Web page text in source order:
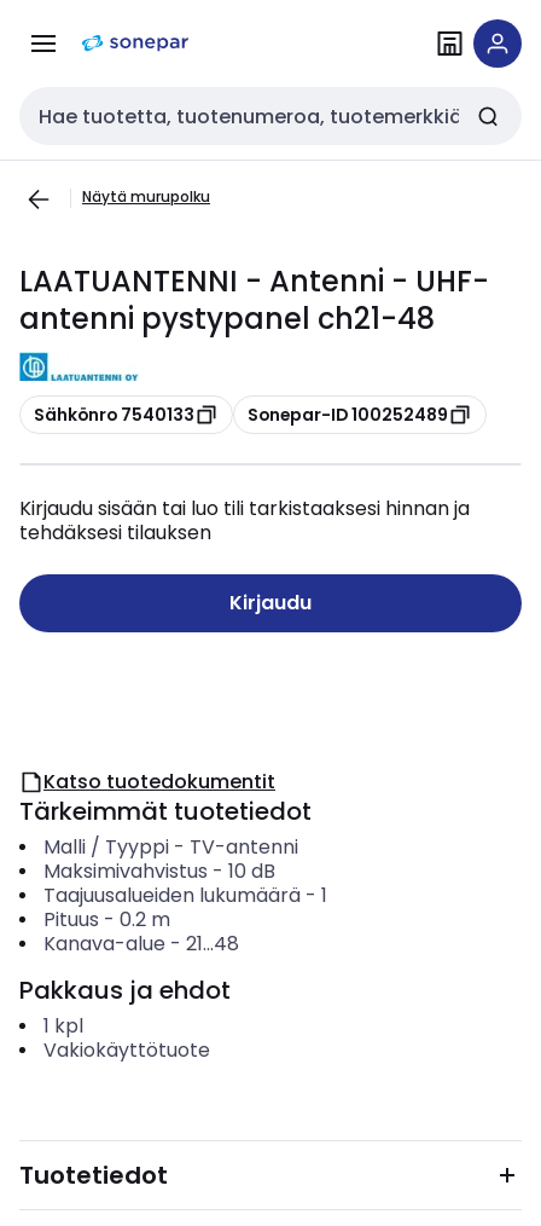
navigointiinsisältöön
Haku
Näytä murupolku
LAATUANTENNI - Antenni - UHF-
antenni pystypanel ch21-48
Kopioi
Sähkönro 7540133 Kopioi
Sonepar-ID 100252489
Kirjaudu sisään tai luo tili tarkistaaksesi hinnan ja
tehdäksesi tilauksen
Kirjaudu
Katso tuotedokumentit
Tärkeimmät tuotetiedot
Malli / Tyyppi- TV-antenni
Maksimivahvistus - 10 dB
Taajuusalueiden lukumäärä- 1
Pituus - 0.2 m
Kanava-alue - 21...48
Pakkaus ja ehdot
1 kpl
Vakiokäyttötuote
Tuotetiedot